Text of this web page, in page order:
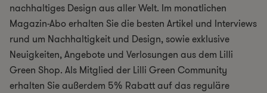
nachhaltiges Design aus aller Welt. Im monatlichen
Magazin-Abo erhalten Sie die besten Artikel und Interviews
rund um Nachhaltigkeit und Design, sowie exklusive
Neuigkeiten, Angebote und Verlosungen aus dem Lilli
Green Shop. Als Mitglied der Lilli Green Community
erhalten Sie außerdem 5% Rabatt auf das reguläre